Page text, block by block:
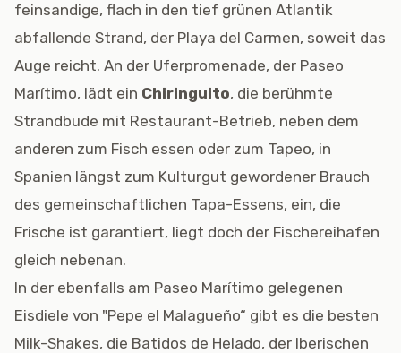
feinsandige, flach in den tief grünen Atlantik
abfallende Strand, der Playa del Carmen, soweit das
Auge reicht. An der Uferpromenade, der Paseo
Marítimo, lädt ein Chiringuito, die berühmte
Strandbude mit Restaurant-Betrieb, neben dem
anderen zum Fisch essen oder zum Tapeo, in
Spanien längst zum Kulturgut gewordener Brauch
des gemeinschaftlichen Tapa-Essens, ein, die
Frische ist garantiert, liegt doch der Fischereihafen
gleich nebenan.
In der ebenfalls am Paseo Marítimo gelegenen
Eisdiele von "Pepe el Malagueño“ gibt es die besten
Milk-Shakes, die Batidos de Helado, der Iberischen